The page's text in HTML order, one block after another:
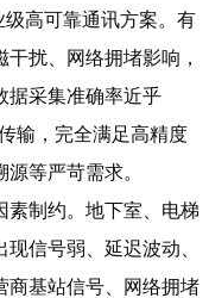
高可靠通讯方案。有
扰、网络拥堵影响，
据采集准确率近乎
输，完全满足高精度
等严苛需求。
素制约。地下室、电梯
信号弱、延迟波动、
商基站信号、网络拥堵